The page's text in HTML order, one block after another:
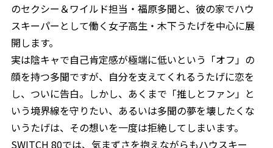
のセクシー＆ワイルド担当・福原多聞と、彼の家でハウ
スキーパーとして働く女子高生・木下うたげを中心に展
開します。
実は陰キャで自己肯定感が極端に低いという「オフ」の
顔を持つ多聞ですが、自分を支えてくれるうたげに恋を
し、ついに告白。しかし、あくまで「推しとファン」と
いう境界線を守りたい、あるいは多聞の夢を壊したくな
いうたげは、その想いを一度は拒絶してしまいます。
SWITCH 80では、気まずさを抱えながらもハウスキー